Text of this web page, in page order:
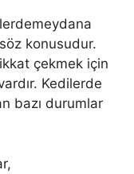
konusudur.
çekmek için
Kedilerde
bazı durumlar